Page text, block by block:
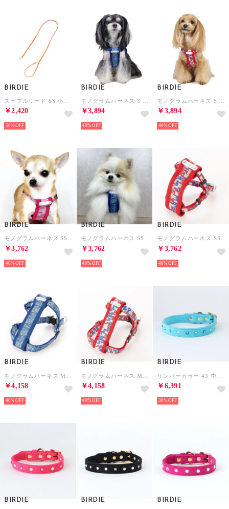
BIRDIE
￥2,420
50%
BIRDIE
￥3,894
40%
BIRDIE
￥3,894
40%
BIRDIE
モノグラムハーネス SS 小型犬胴輪【返品不可商品】 （ピンク）
￥3,762
40%
BIRDIE
モノグラムハーネス SS 小型犬胴輪【返品不可商品】 （ブルー）
￥3,762
40%
BIRDIE
モノグラムハーネス SS 小型犬胴輪【返品不可商品】 （トリコ）
￥3,762
40%
BIRDIE
￥4,158
40%
BIRDIE
￥4,158
40%
BIRDIE
￥6,391
30%
BIRDIE BIRDIE BIRDIE